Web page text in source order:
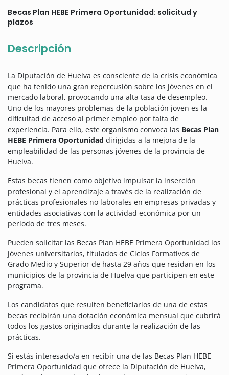
Becas Plan HEBE Primera Oportunidad: solicitud y
plazos
Descripción
La Diputación de Huelva es consciente de la crisis económica
que ha tenido una gran repercusión sobre los jóvenes en el
mercado laboral, provocando una alta tasa de desempleo.
Uno de los mayores problemas de la población joven es la
dificultad de acceso al primer empleo por falta de
experiencia. Para ello, este organismo convoca las Becas Plan
HEBE Primera Oportunidad dirigidas a la mejora de la
empleabilidad de las personas jóvenes de la provincia de
Huelva.
Estas becas tienen como objetivo impulsar la inserción
profesional y el aprendizaje a través de la realización de
prácticas profesionales no laborales en empresas privadas y
entidades asociativas con la actividad económica por un
periodo de tres meses.
Pueden solicitar las Becas Plan HEBE Primera Oportunidad los
jóvenes universitarios, titulados de Ciclos Formativos de
Grado Medio y Superior de hasta 29 años que residan en los
municipios de la provincia de Huelva que participen en este
programa.
Los candidatos que resulten beneficiarios de una de estas
becas recibirán una dotación económica mensual que cubrirá
todos los gastos originados durante la realización de las
prácticas.
Si estás interesado/a en recibir una de las Becas Plan HEBE
Primera Oportunidad que ofrece la Diputación de Huelva,